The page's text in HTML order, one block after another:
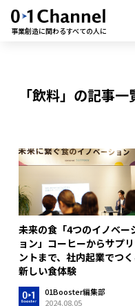
事業創造に関わるすべての人に
「飲料」の記事一
未来の食「4つのイノベー
ョン」コーヒーからサプ
ントまで、社内起業でつ
新しい食体験
01Booster編集部
2024.08.05